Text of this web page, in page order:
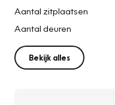
Aantal zitplaatsen
Aantal deuren
Bekijk alles